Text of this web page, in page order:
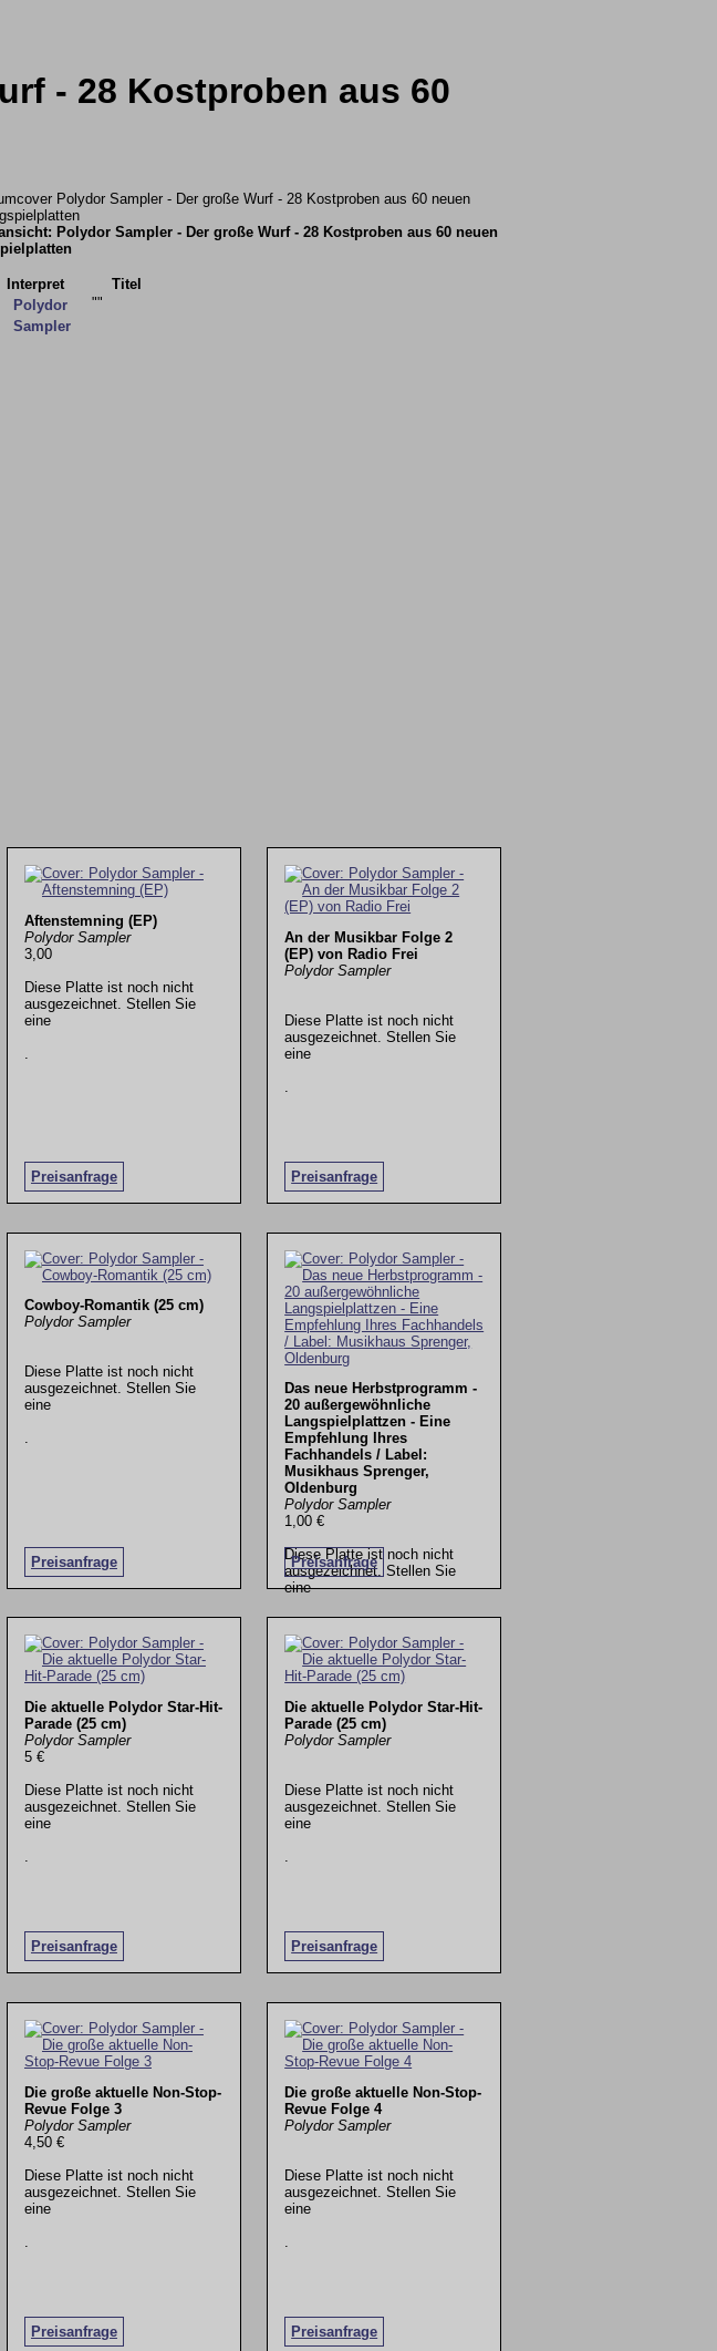
- 28 Kostproben aus 60
Polydor Sampler - Der große Wurf - 28 Kostproben aus 60 neuen
Interpret
Titel
Polydor
Sampler
""
Aftenstemning (EP)
Polydor Sampler
3,00
Diese Platte ist noch nicht
ausgezeichnet. Stellen Sie
eine
Preisanfrage
An der Musikbar Folge 2
(EP) von Radio Frei
Polydor Sampler
Diese Platte ist noch nicht
ausgezeichnet. Stellen Sie
eine
Preisanfrage
Cowboy-Romantik (25 cm)
Polydor Sampler
Diese Platte ist noch nicht
ausgezeichnet. Stellen Sie
eine
Preisanfrage
.
Das neue Herbstprogramm -
20 außergewöhnliche
Langspielplattzen - Eine
Empfehlung Ihres
Fachhandels / Label:
Musikhaus Sprenger,
Oldenburg
Polydor Sampler
1,00 €
Diese Platte ist noch nicht
ausgezeichnet. Stellen Sie
eine
Preisanfrage
.
Die aktuelle Polydor Star-Hit-
Parade (25 cm)
Polydor Sampler
5 €
Diese Platte ist noch nicht
ausgezeichnet. Stellen Sie
eine
Preisanfrage
Die aktuelle Polydor Star-Hit-
Parade (25 cm)
Polydor Sampler
Diese Platte ist noch nicht
ausgezeichnet. Stellen Sie
eine
Preisanfrage
Die große aktuelle Non-Stop-
Revue Folge 3
Polydor Sampler
4,50 €
Diese Platte ist noch nicht
ausgezeichnet. Stellen Sie
eine
Preisanfrage
Die große aktuelle Non-Stop-
Revue Folge 4
Polydor Sampler
Diese Platte ist noch nicht
ausgezeichnet. Stellen Sie
eine
Preisanfrage